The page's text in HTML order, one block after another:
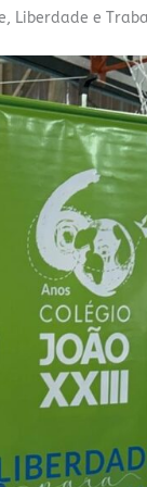
Liberdade e